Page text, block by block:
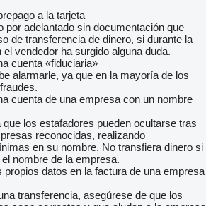
a la tarjeta
por adelantado sin documentación que
de transferencia de dinero, si durante la
vendedor ha surgido alguna duda.
cuenta «fiduciaria»
alarmarle, ya que en la mayoría de los
cuenta de una empresa con un nombre
que los estafadores pueden ocultarse tras
reconocidas, realizando
en su nombre. No transfiera dinero si
nombre de la empresa.
propios datos en la factura de una empresa
transferencia, asegúrese de que los